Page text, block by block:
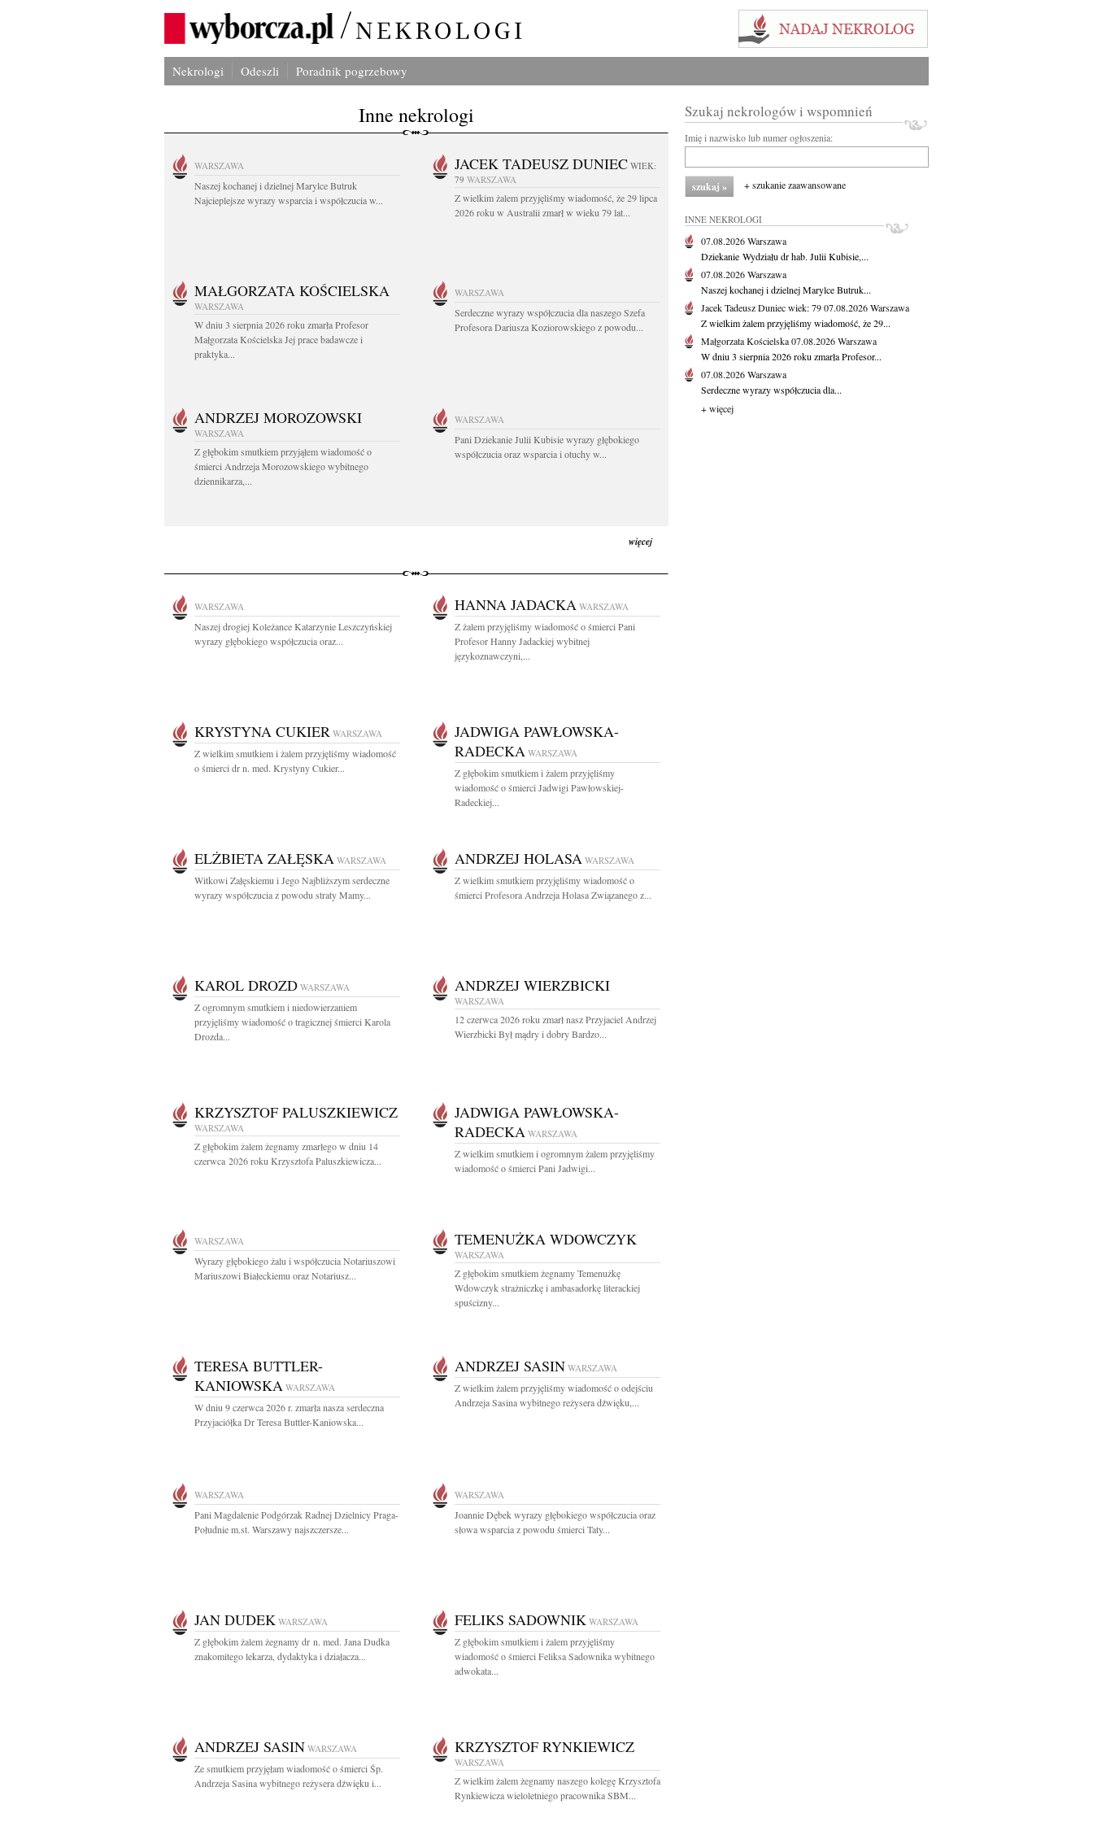
Nekrologi Odeszli Poradnik pogrzebowy
Inne nekrologi
WARSZAWA
Naszej kochanej i dzielnej Marylce Butruk
Najcieplejsze wyrazy wsparcia i współczucia w...
JACEK TADEUSZ DUNIEC WIEK:
79 WARSZAWA
Z wielkim żalem przyjęliśmy wiadomość, że 29 lipca
2026 roku w Australii zmarł w wieku 79 lat...
MAŁGORZATA KOŚCIELSKA
WARSZAWA
W dniu 3 sierpnia 2026 roku zmarła Profesor
Małgorzata Kościelska Jej prace badawcze i
praktyka...
WARSZAWA
Serdeczne wyrazy współczucia dla naszego Szefa
Profesora Dariusza Koziorowskiego z powodu...
ANDRZEJ MOROZOWSKI
WARSZAWA
Z głębokim smutkiem przyjąłem wiadomość o
śmierci Andrzeja Morozowskiego wybitnego
dziennikarza,...
WARSZAWA
Pani Dziekanie Julii Kubisie wyrazy głębokiego
współczucia oraz wsparcia i otuchy w...
więcej
WARSZAWA
Naszej drogiej Koleżance Katarzynie Leszczyńskiej
wyrazy głębokiego współczucia oraz...
HANNA JADACKA WARSZAWA
Z żalem przyjęliśmy wiadomość o śmierci Pani
Profesor Hanny Jadackiej wybitnej
językoznawczyni,...
KRYSTYNA CUKIER WARSZAWA
Z wielkim smutkiem i żalem przyjęliśmy wiadomość
o śmierci dr n. med. Krystyny Cukier...
JADWIGA PAWŁOWSKA-
RADECKA WARSZAWA
Z głębokim smutkiem i żalem przyjęliśmy
wiadomość o śmierci Jadwigi Pawłowskiej-
Radeckiej...
ELŻBIETA ZAŁĘSKA WARSZAWA
Witkowi Załęskiemu i Jego Najbliższym serdeczne
wyrazy współczucia z powodu straty Mamy...
ANDRZEJ HOLASA WARSZAWA
Z wielkim smutkiem przyjęliśmy wiadomość o
śmierci Profesora Andrzeja Holasa Związanego z...
KAROL DROZD WARSZAWA
Z ogromnym smutkiem i niedowierzaniem
przyjęliśmy wiadomość o tragicznej śmierci Karola
Drozda...
ANDRZEJ WIERZBICKI
WARSZAWA
12 czerwca 2026 roku zmarł nasz Przyjaciel Andrzej
Wierzbicki Był mądry i dobry Bardzo...
KRZYSZTOF PALUSZKIEWICZ
WARSZAWA
Z głębokim żalem żegnamy zmarłego w dniu 14
czerwca 2026 roku Krzysztofa Paluszkiewicza...
JADWIGA PAWŁOWSKA-
RADECKA WARSZAWA
Z wielkim smutkiem i ogromnym żalem przyjęliśmy
wiadomość o śmierci Pani Jadwigi...
WARSZAWA
Wyrazy głębokiego żalu i współczucia Notariuszowi
Mariuszowi Białeckiemu oraz Notariusz...
TEMENUŻKA WDOWCZYK
WARSZAWA
Z głębokim smutkiem żegnamy Temenużkę
Wdowczyk strażniczkę i ambasadorkę literackiej
spuścizny...
TERESA BUTTLER-
KANIOWSKA WARSZAWA
W dniu 9 czerwca 2026 r. zmarła nasza serdeczna
Przyjaciółka Dr Teresa Buttler-Kaniowska...
ANDRZEJ SASIN WARSZAWA
Z wielkim żalem przyjęliśmy wiadomość o odejściu
Andrzeja Sasina wybitnego reżysera dźwięku,...
WARSZAWA
Pani Magdalenie Podgórzak Radnej Dzielnicy Praga-
Południe m.st. Warszawy najszczersze...
WARSZAWA
Joannie Dębek wyrazy głębokiego współczucia oraz
słowa wsparcia z powodu śmierci Taty...
JAN DUDEK WARSZAWA
Z głębokim żalem żegnamy dr n. med. Jana Dudka
znakomitego lekarza, dydaktyka i działacza...
FELIKS SADOWNIK WARSZAWA
Z głębokim smutkiem i żalem przyjęliśmy
wiadomość o śmierci Feliksa Sadownika wybitnego
adwokata...
ANDRZEJ SASIN WARSZAWA
Ze smutkiem przyjęłam wiadomość o śmierci Śp.
Andrzeja Sasina wybitnego reżysera dźwięku i...
KRZYSZTOF RYNKIEWICZ
WARSZAWA
Z wielkim żalem żegnamy naszego kolegę Krzysztofa
Rynkiewicza wieloletniego pracownika SBM...
Szukaj nekrologów i wspomnień
Imię i nazwisko lub numer ogłoszenia:
+ szukanie zaawansowane
INNE NEKROLOGI
07.08.2026Warszawa
Dziekanie Wydziału dr hab. Julii Kubisie,...
07.08.2026Warszawa
Naszej kochanej i dzielnej Marylce Butruk...
Jacek Tadeusz Duniecwiek: 7907.08.2026Warszawa
Z wielkim żalem przyjęliśmy wiadomość, że 29...
Małgorzata Kościelska07.08.2026Warszawa
W dniu 3 sierpnia 2026 roku zmarła Profesor...
07.08.2026Warszawa
Serdeczne wyrazy współczucia dla...
+ więcej